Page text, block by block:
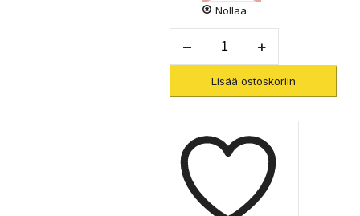
Nollaa
(Past
Season)
Kiipeilyvaljaat
Lisää ostoskoriin